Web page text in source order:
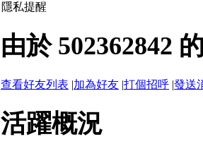
隱私提醒
由於 502362842
查看好友列表 |加為好友 |打個招呼 |發送
活躍概況